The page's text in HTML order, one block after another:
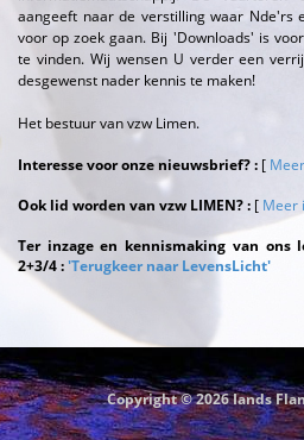
aangeeft naar de verstilling waar Nde'rs
voor op zoek gaan. Bij 'Downloads' is
te vinden. Wij wensen U verder een
desgewenst nader kennis te maken!
Het bestuur van vzw Limen.
Interesse voor onze nieuwsbrief? : [
Ook lid worden van vzw LIMEN? : [ Meer
Ter inzage en kennismaking van ons
2+3/4 :'Terugkeer naar LevensLicht'
Copyright © 2026 Iands